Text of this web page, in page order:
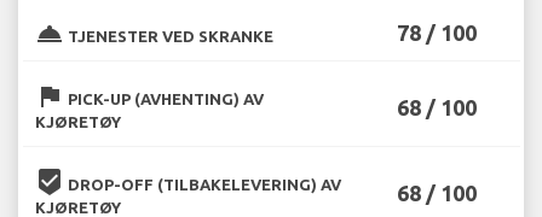
room_service TJENESTER VED SKRANKE 78 / 100
flag PICK-UP (AVHENTING) AV
KJØRETØY
68 / 100
beenhere DROP-OFF (TILBAKELEVERING) AV
KJØRETØY
68 / 100